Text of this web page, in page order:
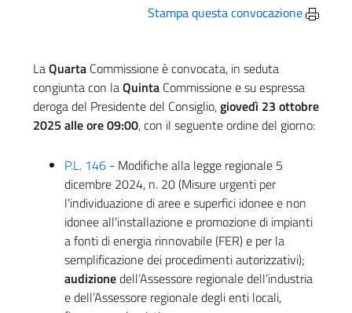
Stampa questa convocazione
LaQuarta Commissione è convocata, in seduta
congiunta con laQuinta Commissione e su espressa
deroga del Presidente del Consiglio,giovedì 23 ottobre
2025 alle ore 09:00, con il seguente ordine del giorno:
P.L. 146 - Modifiche alla legge regionale 5
dicembre 2024, n. 20 (Misure urgenti per
l'individuazione di aree e superfici idonee e non
idonee all'installazione e promozione di impianti
a fonti di energia rinnovabile (FER) e per la
semplificazione dei procedimenti autorizzativi);
audizionedell’Assessore regionale dell’industria
e dell’Assessore regionale degli enti locali,